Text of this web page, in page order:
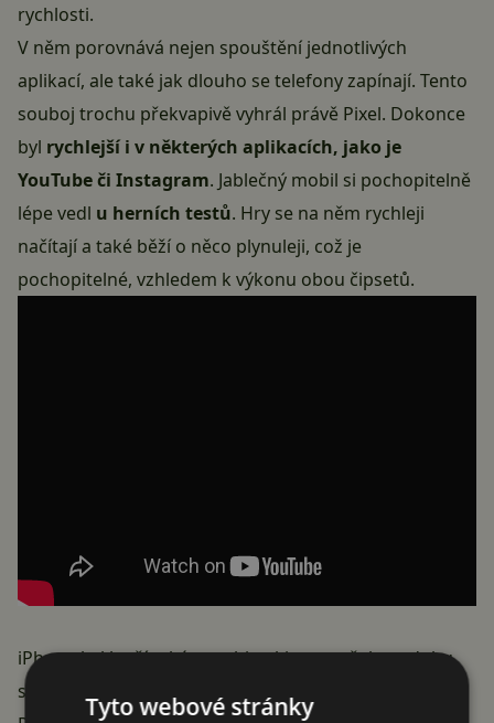
rychlosti.
V něm porovnává nejen spouštění jednotlivých
aplikací, ale také jak dlouho se telefony zapínají. Tento
souboj trochu překvapivě vyhrál právě Pixel. Dokonce
byl rychlejší i v některých aplikacích, jako je
YouTube či Instagram. Jablečný mobil si pochopitelně
lépe vedl u herních testů. Hry se na něm rychleji
načítají a také běží o něco plynuleji, což je
pochopitelné, vzhledem k výkonu obou čipsetů.
iPhone byl lepší také v multitaskingu, avšak po dobu
sledování videa nebudete mít pocit, že by byl
Tyto webové stránky